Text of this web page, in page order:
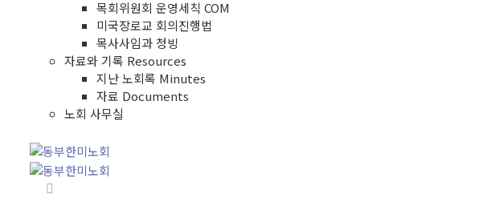
목회위원회 운영세칙 COM
미국장로교 회의진행법
목사사임과 청빙
자료와 기록 Resources
지난 노회록 Minutes
자료 Documents
노회 사무실